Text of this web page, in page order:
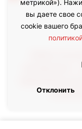
метрикой»).
вы даете свое
cookie вашего
Отклонить
материалов
оформления